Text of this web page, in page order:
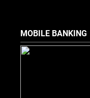
MOBILE BANKING